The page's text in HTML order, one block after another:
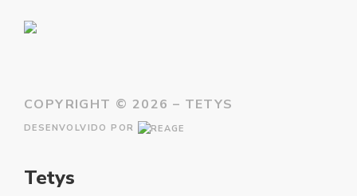
COPYRIGHT © 2026 – TETYS
DESENVOLVIDO POR
Tetys